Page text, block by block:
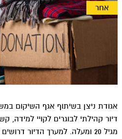
אחר
אגודת ניצן בשיתוף אגף השיקום
דיור קהילתי לבוגרים לקויי למידה,
מגיל 20 ומעלה. למערך הדיור